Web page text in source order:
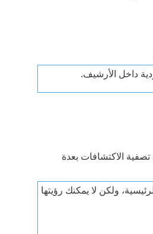
داخل الأرشيف.
الاكتشافات بعدة
ولكن لا يمكنك رؤيتها